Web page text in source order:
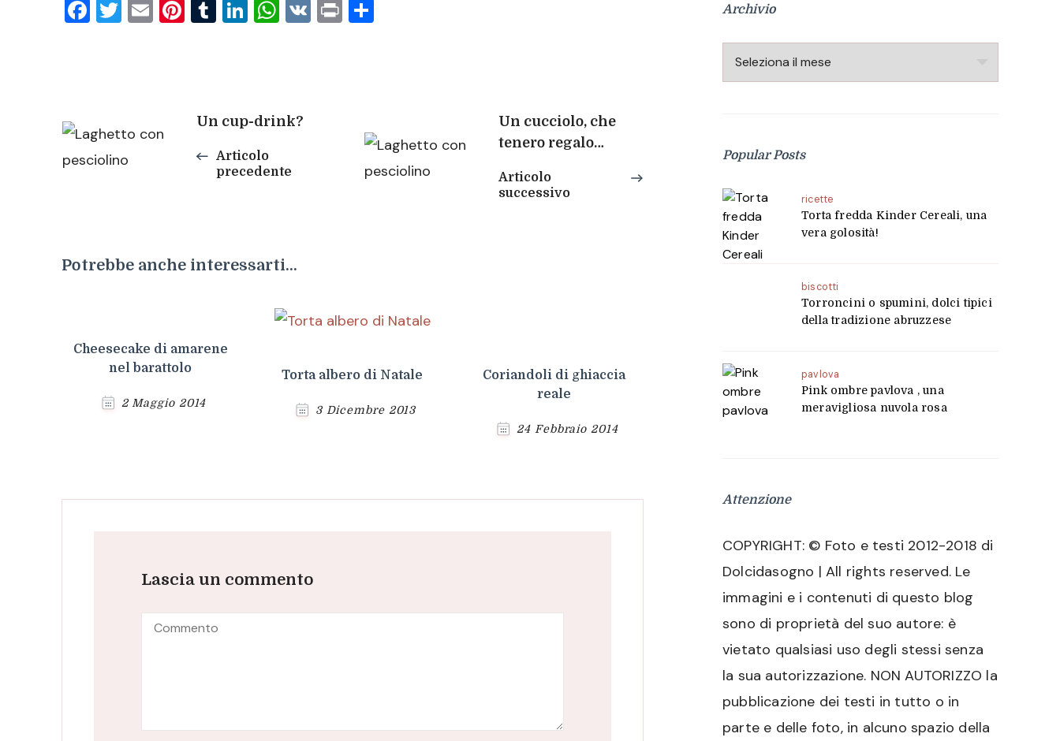
Facebook
Twitter
EmailPinterest
Tumblr
LinkedIn
WhatsApp
VK Print
Navigazione
articoli
Un cup-drink?
Articolo
precedente
Un cucciolo, che
tenero regalo…
Articolo
successivo
Potrebbe anche interessarti...
Cheesecake di amarene
nel barattolo
2 Maggio 2014
Torta albero di Natale
3 Dicembre 2013
Coriandoli di ghiaccia
reale
24 Febbraio 2014
Lascia un commento
Archivio
Archivio
Popular Posts
ricette
Torta fredda Kinder Cereali, una
vera golosità!
biscotti
Torroncini o spumini, dolci tipici
della tradizione abruzzese
pavlova
Pink ombre pavlova , una
meravigliosa nuvola rosa
Attenzione
COPYRIGHT: © Foto e testi 2012-2018 di
Dolcidasogno | All rights reserved. Le
immagini e i contenuti di questo blog
sono di proprietà del suo autore: è
vietato qualsiasi uso degli stessi senza
la sua autorizzazione. NON AUTORIZZO la
pubblicazione dei testi in tutto o in
parte e delle foto, in alcuno spazio della